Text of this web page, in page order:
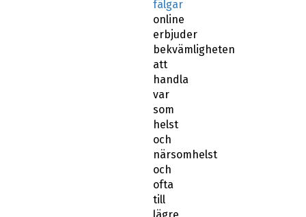
fälgar
online
erbjuder
bekvämligheten
att
handla
var
som
helst
och
närsomhelst
och
ofta
till
lägre